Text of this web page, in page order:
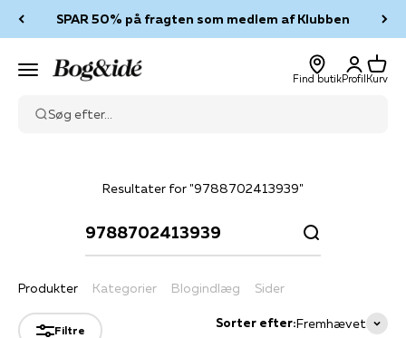
SPAR 50% på fragten som medlem af Klubben
Menu Bog & idé
Find butik
Log ind
Profil
Kurv
Kurv
Søg efter...
Resultater for "9788702413939"
Produkter
Filtre Sorter efter:Fremhævet
Kategorier Blogindlæg Sider